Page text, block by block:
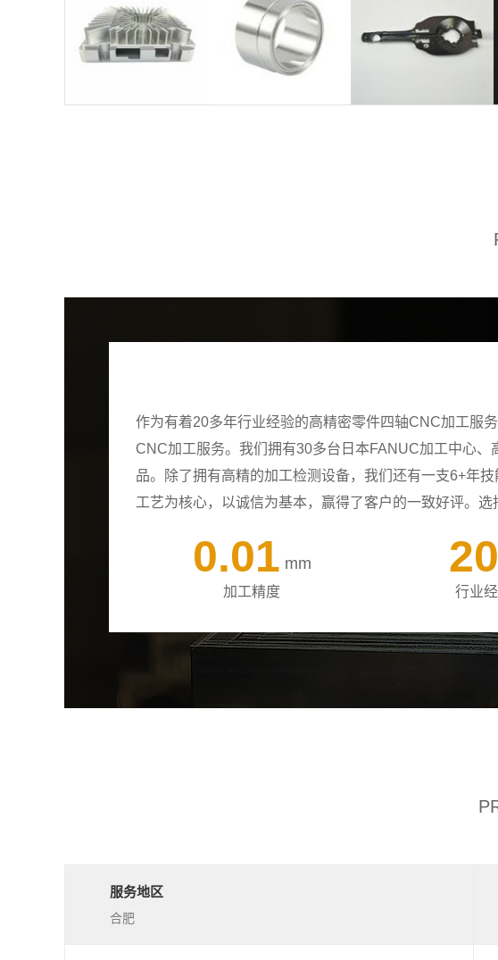
作为有着20多年行业经验的高精密零件四轴CNC加工服
CNC加工服务。我们拥有30多台日本FANUC加工中心
品。除了拥有高精的加工检测设备，我们还有一支6+年
工艺为核心，以诚信为基本，赢得了客户的一致好评。选
0.01 mm
加工精度
20
行业
服务地区
合肥